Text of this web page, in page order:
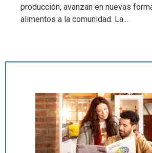
producción, avanzan en nuevas
alimentos a la comunidad. La...